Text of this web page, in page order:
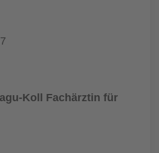
Koll Fachärztin für